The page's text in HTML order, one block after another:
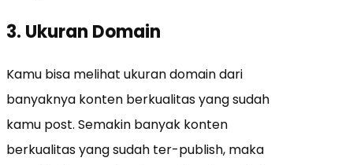
3. Ukuran Domain
Kamu bisa melihat ukuran domain dari
banyaknya konten berkualitas yang sudah
kamu post. Semakin banyak konten
berkualitas yang sudah ter-publish, maka